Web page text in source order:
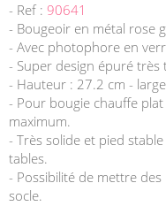
- Ref : 90641
- Bougeoir en métal rose
- Avec photophore en
- Super design épuré très
- Hauteur : 27.2 cm -
- Pour bougie chauffe
maximum.
- Très solide et pied
tables.
- Possibilité de mettre
socle.